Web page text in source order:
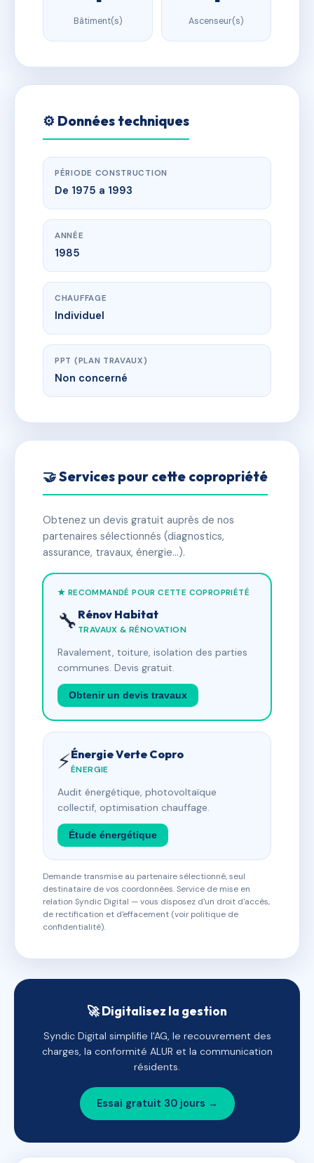
Bâtiment(s) Ascenseur(s)
⚙️ Données techniques
PÉRIODE CONSTRUCTION
De 1975 a 1993
ANNÉE
1985
CHAUFFAGE
Individuel
PPT (PLAN TRAVAUX)
Non concerné
🤝 Services pour cette copropriété
Obtenez un devis gratuit auprès de nos
partenaires sélectionnés (diagnostics,
assurance, travaux, énergie…).
★ RECOMMANDÉ POUR CETTE COPROPRIÉTÉ
🔧 Rénov Habitat
TRAVAUX & RÉNOVATION
Ravalement, toiture, isolation des parties
communes. Devis gratuit.
Obtenir un devis travaux
⚡Énergie Verte Copro
ÉNERGIE
Audit énergétique, photovoltaïque
collectif, optimisation chauffage.
Étude énergétique
Demande transmise au partenaire sélectionné, seul
destinataire de vos coordonnées. Service de mise en
relation Syndic Digital — vous disposez d'un droit d'accès,
de rectification et d'effacement (voir politique de
confidentialité).
🚀 Digitalisez la gestion
Syndic Digital simplifie l'AG, le recouvrement des
charges, la conformité ALUR et la communication
résidents.
Essai gratuit 30 jours →